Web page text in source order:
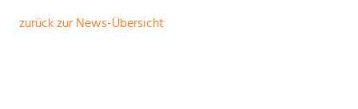
zurück zur News-Übersicht